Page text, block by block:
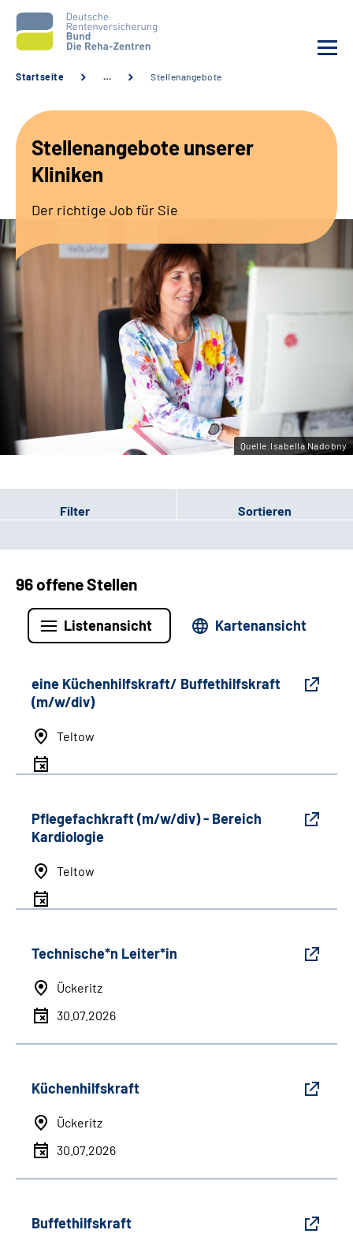
Unsere Kliniken
Sozialdienste & Zuweisende
Erweiterte Suche
Gebärdensprache
Leichte Sprache
Startseite … Stellenangebote
Stellenangebote unserer
Kliniken
Der richtige Job für Sie
Quelle:Isabella Nadobny
Filter Sortieren
96 offene Stellen
Listenansicht Kartenansicht
eine Küchenhilfskraft/ Buffethilfskraft
(m/w/div)
Teltow
Pflegefachkraft (m/w/div) - Bereich
Kardiologie
Teltow
Technische*n Leiter*in
Ückeritz
30.07.2026
Küchenhilfskraft
Ückeritz
30.07.2026
Buffethilfskraft